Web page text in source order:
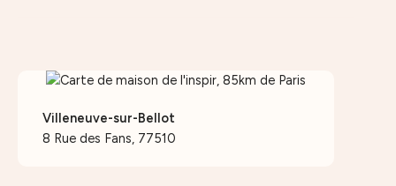
Villeneuve-sur-Bellot
8 Rue des Fans, 77510